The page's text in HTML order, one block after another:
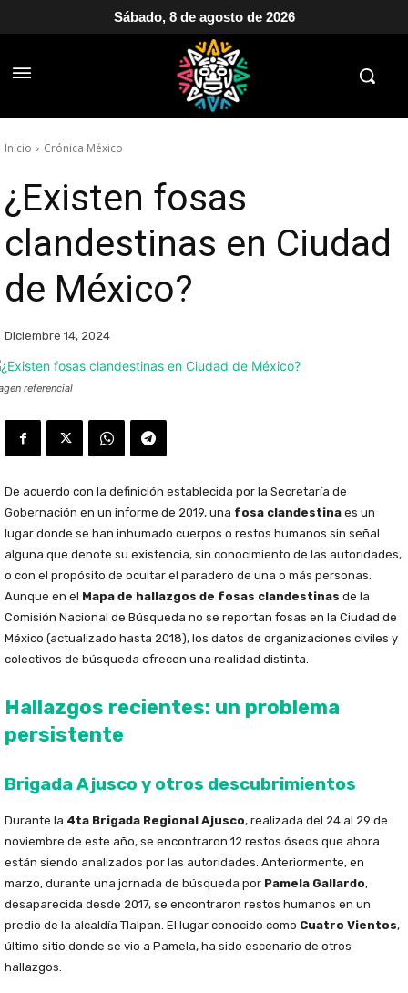
Sábado, 8 de agosto de 2026
Inicio Crónica México
¿Existen fosas
clandestinas en Ciudad
de México?
Diciembre 14, 2024
referencial
De acuerdo con la definición establecida por la Secretaría de
Gobernación en un informe de 2019, una fosa clandestina es un
lugar donde se han inhumado cuerpos o restos humanos sin señal
alguna que denote su existencia, sin conocimiento de las autoridades,
o con el propósito de ocultar el paradero de una o más personas.
Aunque en el Mapa de hallazgos de fosas clandestinas de la
Comisión Nacional de Búsqueda no se reportan fosas en la Ciudad de
México (actualizado hasta 2018), los datos de organizaciones civiles y
colectivos de búsqueda ofrecen una realidad distinta.
Hallazgos recientes: un problema
persistente
Brigada Ajusco y otros descubrimientos
Durante la 4ta Brigada Regional Ajusco, realizada del 24 al 29 de
noviembre de este año, se encontraron 12 restos óseos que ahora
están siendo analizados por las autoridades. Anteriormente, en
marzo, durante una jornada de búsqueda por Pamela Gallardo,
desaparecida desde 2017, se encontraron restos humanos en un
predio de la alcaldía Tlalpan. El lugar conocido como Cuatro Vientos,
último sitio donde se vio a Pamela, ha sido escenario de otros
hallazgos.